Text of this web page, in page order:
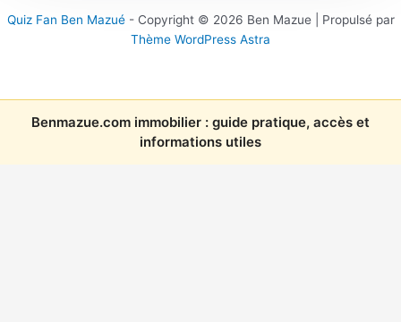
Quiz Fan Ben Mazué- Copyright © 2026 Ben Mazue | Propulsé par
Thème WordPress Astra
Benmazue.com immobilier : guide pratique, accès et
informations utiles